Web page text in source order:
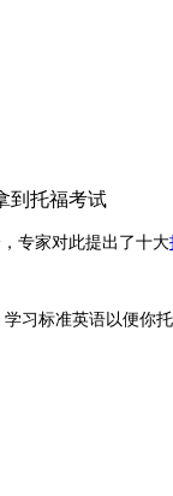
到托福考试
专家对此提出了十大
习标准英语以便你